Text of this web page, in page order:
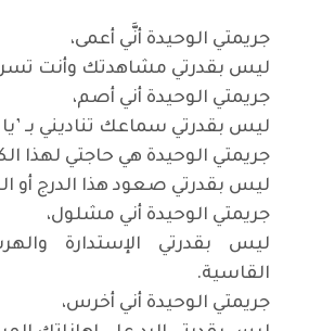
جريمتي الوحيدة أنَّي أعمى،
ليس بقدرتي مشاهدتك وأنت
جريمتي الوحيدة أني أصم،
ليس بقدرتي سماعك تناديني بـ
جريمتي الوحيدة هي حاجتي لهذا
ليس بقدرتي صعود هذا الدرج أو
جريمتي الوحيدة أني مشلول،
ليس بقدرتي الإستدارة
القاسية.
جريمتي الوحيدة أني أخرس،